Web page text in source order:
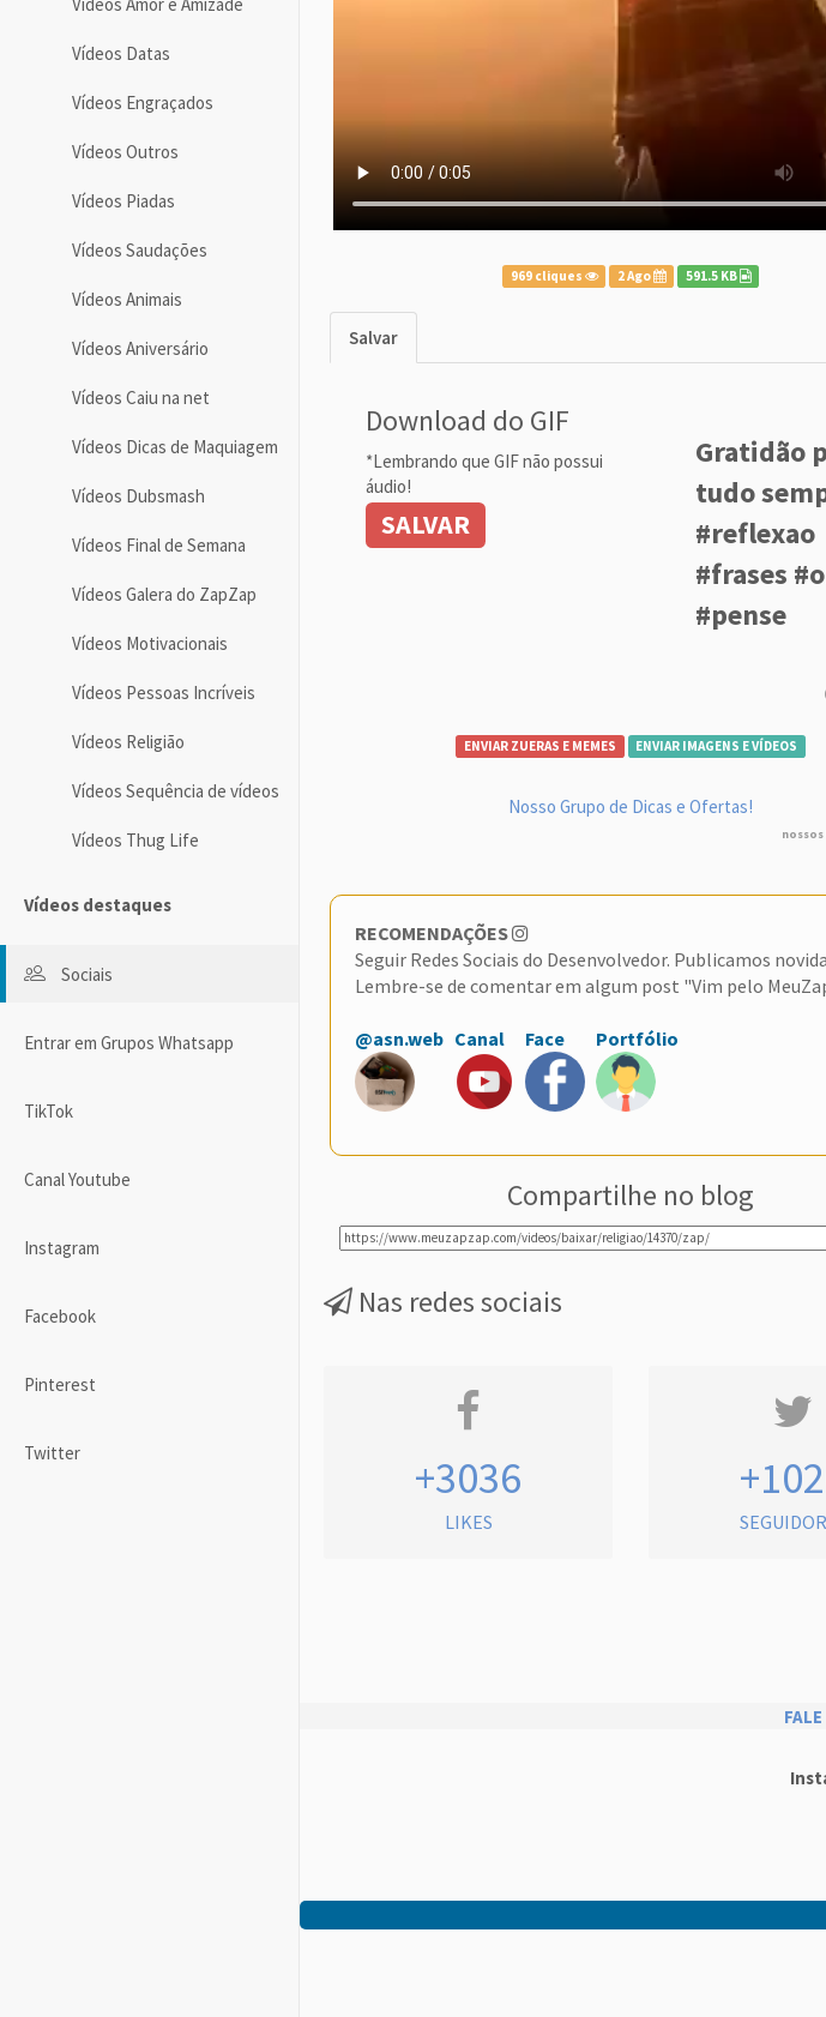
Vídeos Datas
Vídeos Engraçados
Vídeos Outros
Vídeos Piadas
Vídeos Saudações
Vídeos Animais
Vídeos Aniversário
Vídeos Caiu na net
Vídeos Dicas de Maquiagem
Vídeos Dubsmash
Vídeos Final de Semana
Vídeos Galera do ZapZap
Vídeos Motivacionais
Vídeos Pessoas Incríveis
Vídeos Religião
Vídeos Sequência de vídeos
Vídeos Thug Life
Vídeos destaques
Sociais
Entrar em Grupos Whatsapp
TikTok
Canal Youtube
Instagram
Facebook
Pinterest
Twitter
969 cliques 2 Ago 591.5 KB
Salvar
Download do GIF
*Lembrando que GIF não possui
áudio!
SALVAR
Gratidão
tudo
#reflexao
#frases
#pense
ENVIAR ZUERAS E MEMES ENVIAR IMAGENS E VÍDEOS
Nosso Grupo de Dicas e Ofertas!
RECOMENDAÇÕES
Seguir Redes Sociais do Desenvolvedor. Publicamos
Lembre-se de comentar em algum post "Vim pelo
@asn.web Canal Face Portfólio
Compartilhe no blog
Nas redes sociais
+3036
LIKES
FALE